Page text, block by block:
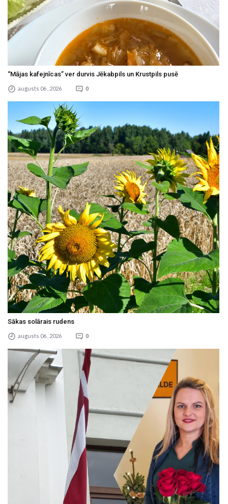
“Mājas kafejnīcas” ver durvis Jēkabpils un Krustpils pusē
augusts 06 , 2026 0
Sākas solārais rudens
augusts 06 , 2026 0